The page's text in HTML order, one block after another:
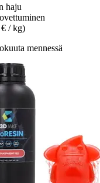
haju
/ kg)
mennessä